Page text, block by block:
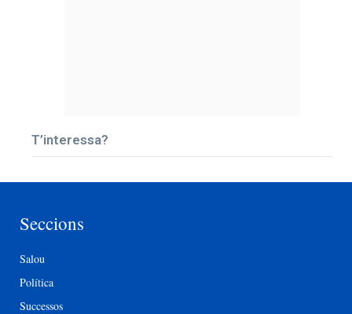
T’interessa?
Seccions
Salou
Política
Successos